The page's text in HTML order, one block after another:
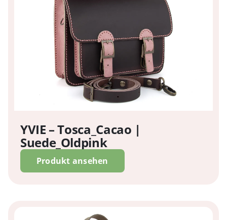
YVIE – Tosca_Cacao |
Suede_Oldpink
Produkt ansehen